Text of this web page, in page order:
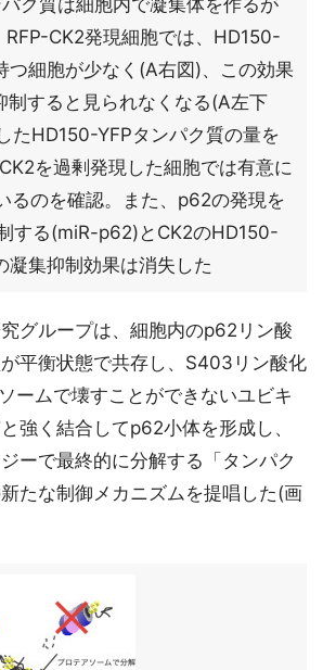
ク質は細胞内で凝集体を作るが
CK2発現細胞では、HD150-
つ細胞が少なく(A右図)、この効果
制すると見られなくなる(A左下
たHD150-YFPタンパク質の量を
を過剰発現した細胞では有意に
るのを確認。また、p62の発現を
する(miR-p62)とCK2のHD150-
凝集抑制効果は消失した
グループは、細胞内のp62リン酸
平衡状態で共存し、S403リン酸化
ームで壊すことができないユビキ
強く結合してp62小体を形成し、
ーで最終的に分解する「タンパク
たな制御メカニズムを提唱した(画